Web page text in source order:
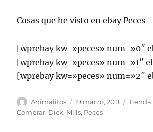
Cosas que he visto en ebay Peces
[wprebay kw=»peces» num=»0″
[wprebay kw=»peces» num=»1″
[wprebay kw=»peces» num=»2″
Autor
Animalitos
Publicado
el
19 marzo, 2011 Tienda
Comprar, Dick, Mills, Peces